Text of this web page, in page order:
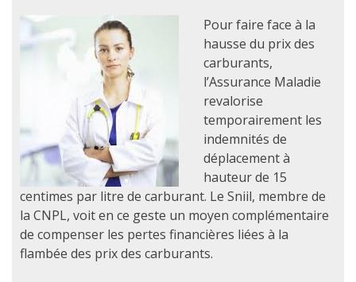
Pour faire face à la
hausse du prix des
carburants,
l’Assurance Maladie
revalorise
temporairement les
indemnités de
déplacement à
hauteur de 15
centimes par litre de carburant. Le Sniil, membre de
la CNPL, voit en ce geste un moyen complémentaire
de compenser les pertes financières liées à la
flambée des prix des carburants.